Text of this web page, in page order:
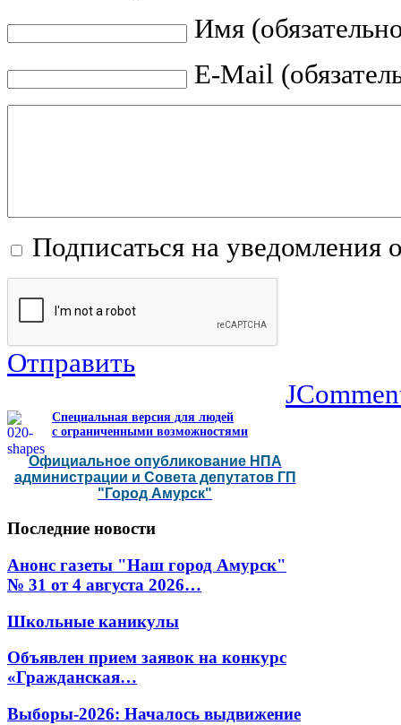
Имя
E-Mail
Подписаться на уведомления
Отправить
Специальная версия для людей
с ограниченными возможностями
Официальное опубликование НПА
администрации и Совета депутатов ГП
"Город Амурск"
Последние новости
Анонс газеты "Наш город Амурск"
№ 31 от 4 августа 2026…
Школьные каникулы
Объявлен прием заявок на конкурс
«Гражданская…
Выборы-2026: Началось выдвижение